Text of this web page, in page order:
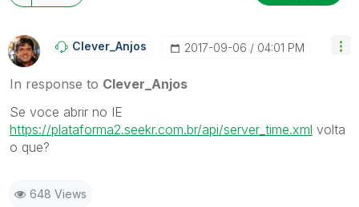
Clever_Anjos ‎2017-09-06 04:01 PM
In response to Clever_Anjos
Se voce abrir no IE
https://plataforma2.seekr.com.br/api/server_time.xml volta
o que?
648 Views